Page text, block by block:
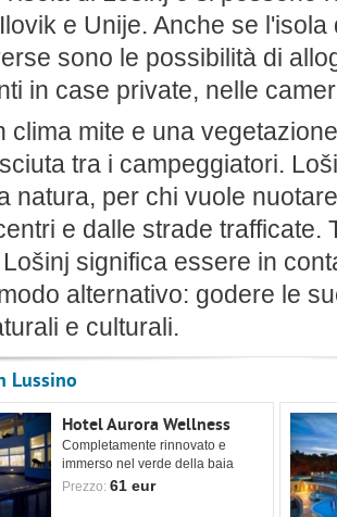
e Unije. Anche se
sono le possibilità di
in case private, nelle
clima mite e una
tra i campeggiatori.
natura, per chi vuole
e dalle strade trafficate.
significa essere in
alternativo: godere le
e culturali.
Lussino
Hotel Aurora Wellness
Completamente rinnovato e
immerso nel verde della baia
Suncana Uvala.
Prezzo: 61 eur